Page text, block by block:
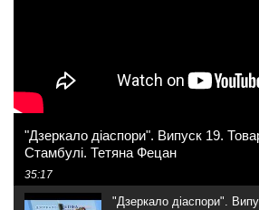
"Дзеркало діаспори". Випуск 19.
Стамбулі. Тетяна Фецан
35:17
"Дзеркало діаспори".